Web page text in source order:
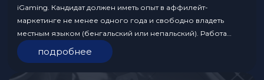
iGaming. Кандидат должен иметь опыт в аффилейт-
маркетинге не менее одного года и свободно владеть
местным языком (бенгальский или непальский). Работа
предполагает 100% комиссионное вознаграждение без
фиксированной зарплаты, что дает возможность
неограниченного заработка в зависимости от усилий и
подробнее